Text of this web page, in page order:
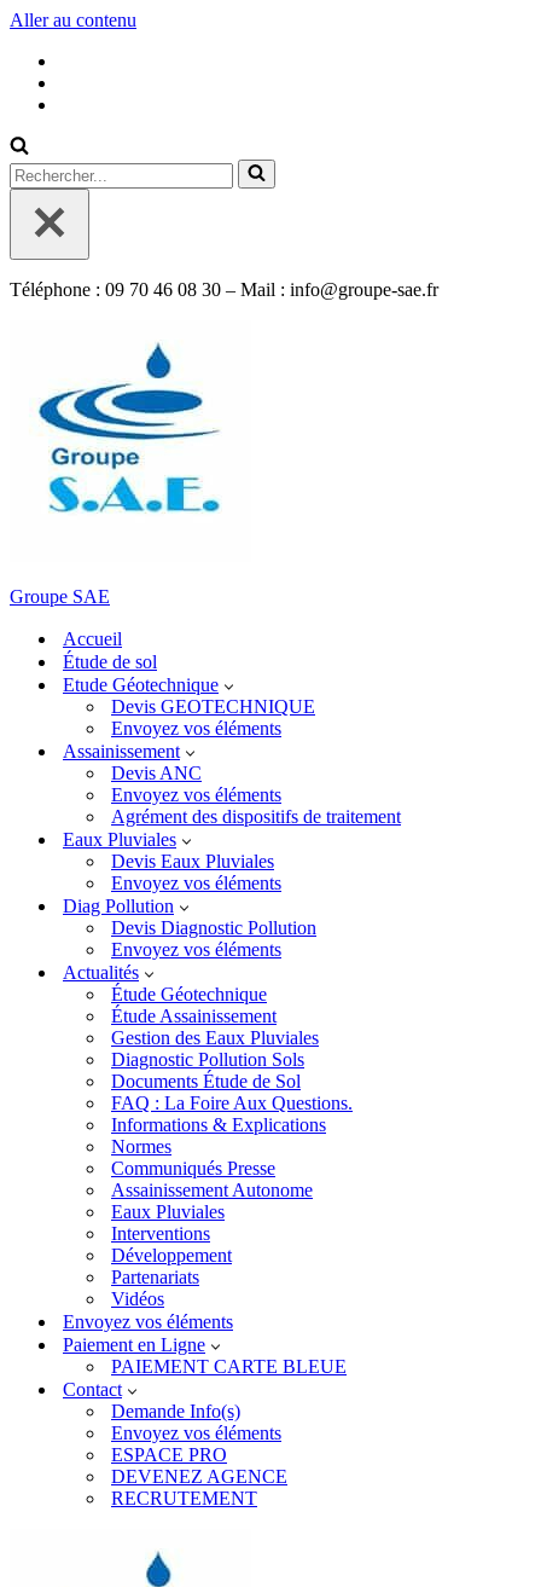
Aller au contenu
Rechercher...
Téléphone : 09 70 46 08 30 – Mail : info@groupe-sae.fr
Groupe SAE
Accueil
Étude de sol
Etude Géotechnique
Devis GEOTECHNIQUE
Envoyez vos éléments
Assainissement
Devis ANC
Envoyez vos éléments
Agrément des dispositifs de traitement
Eaux Pluviales
Devis Eaux Pluviales
Envoyez vos éléments
Diag Pollution
Devis Diagnostic Pollution
Envoyez vos éléments
Actualités
Étude Géotechnique
Étude Assainissement
Gestion des Eaux Pluviales
Diagnostic Pollution Sols
Documents Étude de Sol
FAQ : La Foire Aux Questions.
Informations & Explications
Normes
Communiqués Presse
Assainissement Autonome
Eaux Pluviales
Interventions
Développement
Partenariats
Vidéos
Envoyez vos éléments
Paiement en Ligne
PAIEMENT CARTE BLEUE
Contact
Demande Info(s)
Envoyez vos éléments
ESPACE PRO
DEVENEZ AGENCE
RECRUTEMENT